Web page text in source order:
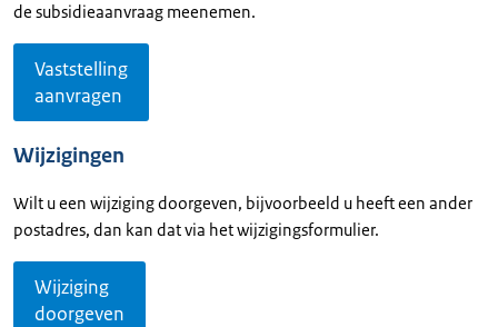
de subsidieaanvraag meenemen.
Vaststelling
aanvragen
Wijzigingen
Wilt u een wijziging doorgeven, bijvoorbeeld u heeft een ander
postadres, dan kan dat via het wijzigingsformulier.
Wijziging
doorgeven